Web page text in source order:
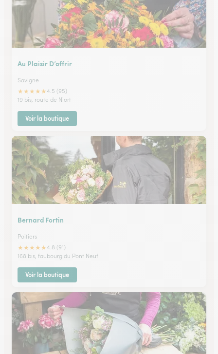
Au Plaisir D’offrir
Savigne
★★★★★4.5 (95)
19 bis, route de Niort
Voir la boutique
Bernard Fortin
Poitiers
★★★★★4.8 (91)
168 bis, faubourg du Pont Neuf
Voir la boutique